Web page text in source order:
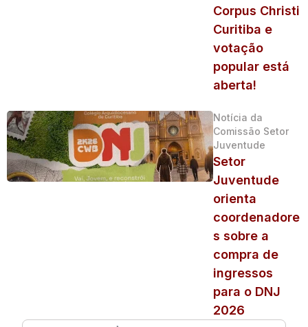
Corpus Christi
Curitiba e
votação
popular está
aberta!
Notícia da
Comissão Setor
Juventude
Setor
Juventude
orienta
coordenadore
s sobre a
compra de
ingressos
para o DNJ
2026